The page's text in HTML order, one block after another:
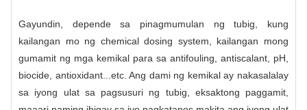
Gayundin, depende sa pinagmumulan ng tubig, kung
kailangan mo ng chemical dosing system, kailangan mong
gumamit ng mga kemikal para sa antifouling, antiscalant, pH,
biocide, antioxidant...etc. Ang dami ng kemikal ay nakasalalay
sa iyong ulat sa pagsusuri ng tubig, eksaktong paggamit,